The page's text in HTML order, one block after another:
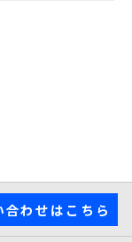
合わせはこちら